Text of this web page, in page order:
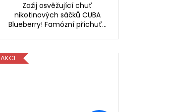
Zažij osvěžující chuť
nikotinových sáčků CUBA
Blueberry! Famózní příchuť...
AKCE